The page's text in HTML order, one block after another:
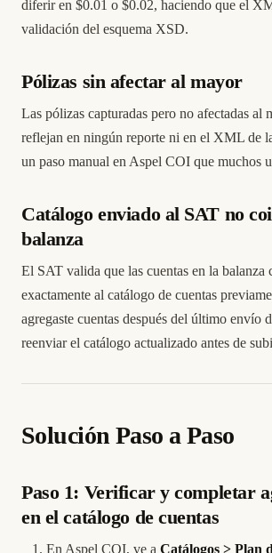
diferir en $0.01 o $0.02, haciendo que el
validación del esquema XSD.
Pólizas sin afectar al mayor
Las pólizas capturadas pero no afectadas al
reflejan en ningún reporte ni en el XML de
un paso manual en Aspel COI que muchos
Catálogo enviado al SAT no
balanza
El SAT valida que las cuentas en la balanza
exactamente al catálogo de cuentas
agregaste cuentas después del último envío
reenviar el catálogo actualizado antes de
Solución Paso a Paso
Paso 1: Verificar y completar
en el catálogo de cuentas
En Aspel COI, ve a Catálogos > Plan